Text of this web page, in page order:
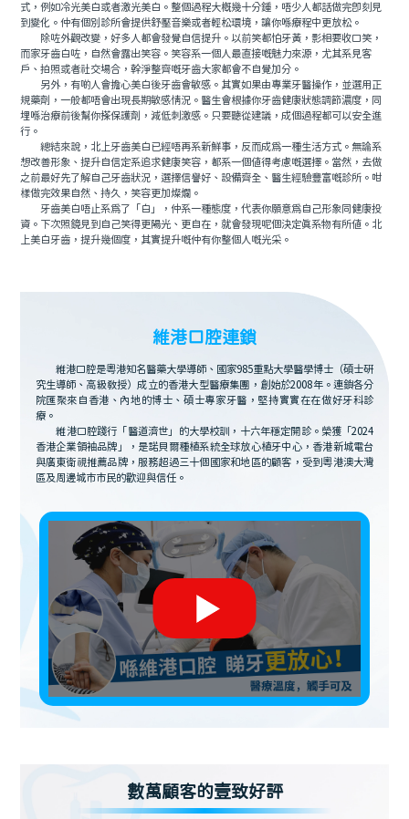
式，例如冷光美白或者激光美白。整個過程大概幾十分鍾，唔少人都話做完即刻見
到變化。仲有個別診所會提供舒壓音樂或者輕松環境，讓你喺療程中更放松。
除咗外觀改變，好多人都會發覺自信提升。以前笑都怕牙黃，影相要收口笑，
而家牙齒白咗，自然會露出笑容。笑容系一個人最直接嘅魅力來源，尤其系見客
戶、拍照或者社交場合，幹淨整齊嘅牙齒大家都會不自覺加分。
另外，有啲人會擔心美白後牙齒會敏感。其實如果由專業牙醫操作，並選用正
規藥劑，一般都唔會出現長期敏感情況。醫生會根據你牙齒健康狀態調節濃度，同
埋喺治療前後幫你搽保護劑，減低刺激感。只要聽從建議，成個過程都可以安全進
行。
總結來說，北上牙齒美白已經唔再系新鮮事，反而成爲一種生活方式。無論系
想改善形象、提升自信定系追求健康笑容，都系一個值得考慮嘅選擇。當然，去做
之前最好先了解自己牙齒狀況，選擇信譽好、設備齊全、醫生經驗豐富嘅診所。咁
樣做完效果自然、持久，笑容更加燦爛。
牙齒美白唔止系爲了「白」，仲系一種態度，代表你願意爲自己形象同健康投
資。下次照鏡見到自己笑得更陽光、更自在，就會發現呢個決定真系物有所值。北
上美白牙齒，提升幾個度，其實提升嘅仲有你整個人嘅光采。
維港口腔連鎖
維港口腔是粵港知名醫藥大學導師、國家985重點大學醫學博士（碩士研
究生導師、高級教授）成立的香港大型醫療集團，創始於2008年。連鎖各分
院匯聚來自香港、內地的博士、碩士專家牙醫，堅持實實在在做好牙科診
療。
維港口腔踐行「醫道濟世」的大學校訓，十六年穩定開診。榮獲「2024
香港企業領袖品牌」，是諾貝爾種植系統全球放心植牙中心，香港新城電台
與廣東衛視推薦品牌，服務超過三十個國家和地區的顧客，受到粵港澳大灣
區及周邊城市市民的歡迎與信任。
數萬顧客的壹致好評